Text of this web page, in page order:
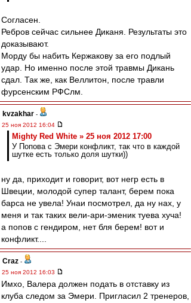
Согласен.
Ребров сейчас сильнее Диканя. Результаты это
доказывают.
Морду бы набить Кержакову за его подлый
удар. Но именно после этой травмы Дикань
сдал. Так же, как Веллитон, после травли
фурсенским РФСлм.
kvzakhar -
25 ноя 2012 16:04
Mighty Red White » 25 ноя 2012 17:00
У Попова с Эмери конфликт, так что в каждой
шутке есть только доля шутки))
ну да, приходит и говорит, вот негр есть в
Швеции, молодой супер талант, берем пока
барса не увела! Унаи посмотрел, да ну нах, у
меня и так таких вели-ари-эменик туева хуча!
а попов с гендиром, нет бля берем! вот и
конфликт....
Craz -
25 ноя 2012 16:03
Имхо, Валера должен подать в отставку из
клуба следом за Эмери. Пригласил 2 тренеров,